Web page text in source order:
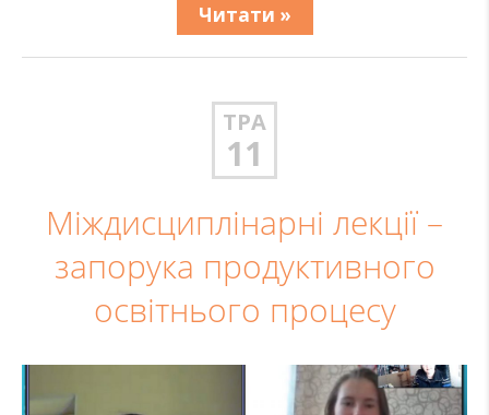
Читати »
ТРА
11
Міждисциплінарні лекції –
запорука продуктивного
освітнього процесу